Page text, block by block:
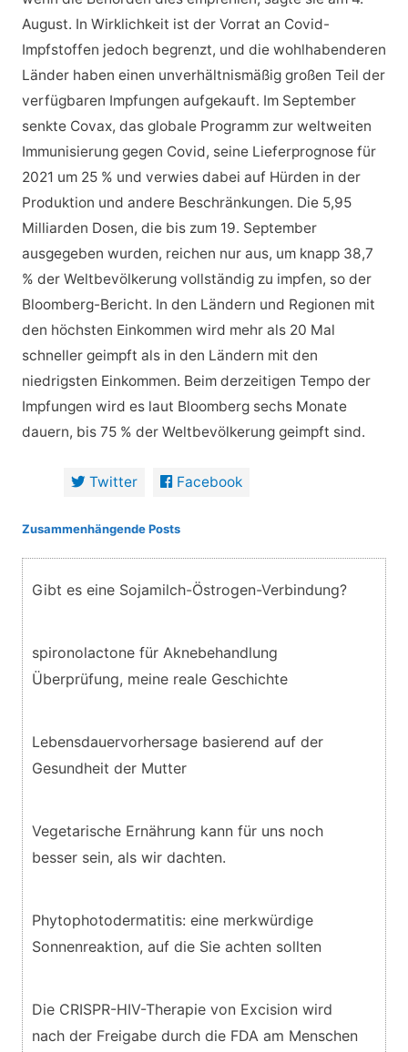
August. In Wirklichkeit ist der Vorrat an Covid-
Impfstoffen jedoch begrenzt, und die wohlhabenderen
Länder haben einen unverhältnismäßig großen Teil der
verfügbaren Impfungen aufgekauft. Im September
senkte Covax, das globale Programm zur weltweiten
Immunisierung gegen Covid, seine Lieferprognose für
2021 um 25 % und verwies dabei auf Hürden in der
Produktion und andere Beschränkungen. Die 5,95
Milliarden Dosen, die bis zum 19. September
ausgegeben wurden, reichen nur aus, um knapp 38,7
% der Weltbevölkerung vollständig zu impfen, so der
Bloomberg-Bericht. In den Ländern und Regionen mit
den höchsten Einkommen wird mehr als 20 Mal
schneller geimpft als in den Ländern mit den
niedrigsten Einkommen. Beim derzeitigen Tempo der
Impfungen wird es laut Bloomberg sechs Monate
dauern, bis 75 % der Weltbevölkerung geimpft sind.
Twitter Facebook
Zusammenhängende Posts
Gibt es eine Sojamilch-Östrogen-Verbindung?
spironolactone für Aknebehandlung
Überprüfung, meine reale Geschichte
Lebensdauervorhersage basierend auf der
Gesundheit der Mutter
Vegetarische Ernährung kann für uns noch
besser sein, als wir dachten.
Phytophotodermatitis: eine merkwürdige
Sonnenreaktion, auf die Sie achten sollten
Die CRISPR-HIV-Therapie von Excision wird
nach der Freigabe durch die FDA am Menschen